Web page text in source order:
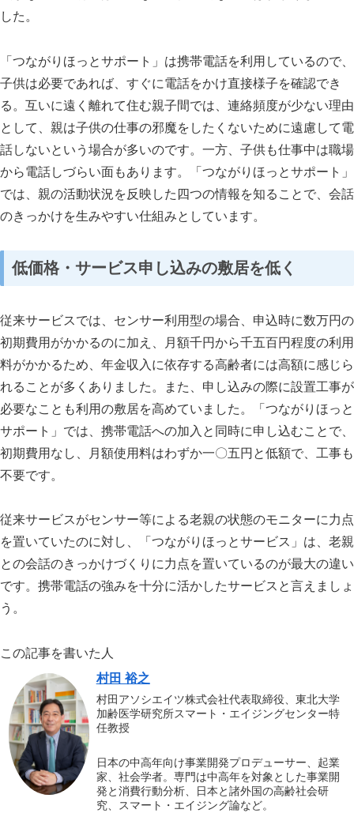
した。
「つながりほっとサポート」は携帯電話を利用しているので、
子供は必要であれば、すぐに電話をかけ直接様子を確認でき
る。互いに遠く離れて住む親子間では、連絡頻度が少ない理由
として、親は子供の仕事の邪魔をしたくないために遠慮して電
話しないという場合が多いのです。一方、子供も仕事中は職場
から電話しづらい面もあります。「つながりほっとサポート」
では、親の活動状況を反映した四つの情報を知ることで、会話
のきっかけを生みやすい仕組みとしています。
低価格・サービス申し込みの敷居を低く
従来サービスでは、センサー利用型の場合、申込時に数万円の
初期費用がかかるのに加え、月額千円から千五百円程度の利用
料がかかるため、年金収入に依存する高齢者には高額に感じら
れることが多くありました。また、申し込みの際に設置工事が
必要なことも利用の敷居を高めていました。「つながりほっと
サポート」では、携帯電話への加入と同時に申し込むことで、
初期費用なし、月額使用料はわずか一〇五円と低額で、工事も
不要です。
従来サービスがセンサー等による老親の状態のモニターに力点
を置いていたのに対し、「つながりほっとサービス」は、老親
との会話のきっかけづくりに力点を置いているのが最大の違い
です。携帯電話の強みを十分に活かしたサービスと言えましょ
う。
この記事を書いた人
村田 裕之
村田アソシエイツ株式会社代表取締役、東北大学
加齢医学研究所スマート・エイジングセンター特
任教授
日本の中高年向け事業開発プロデューサー、起業
家、社会学者。専門は中高年を対象とした事業開
発と消費行動分析、日本と諸外国の高齢社会研
究、スマート・エイジング論など。